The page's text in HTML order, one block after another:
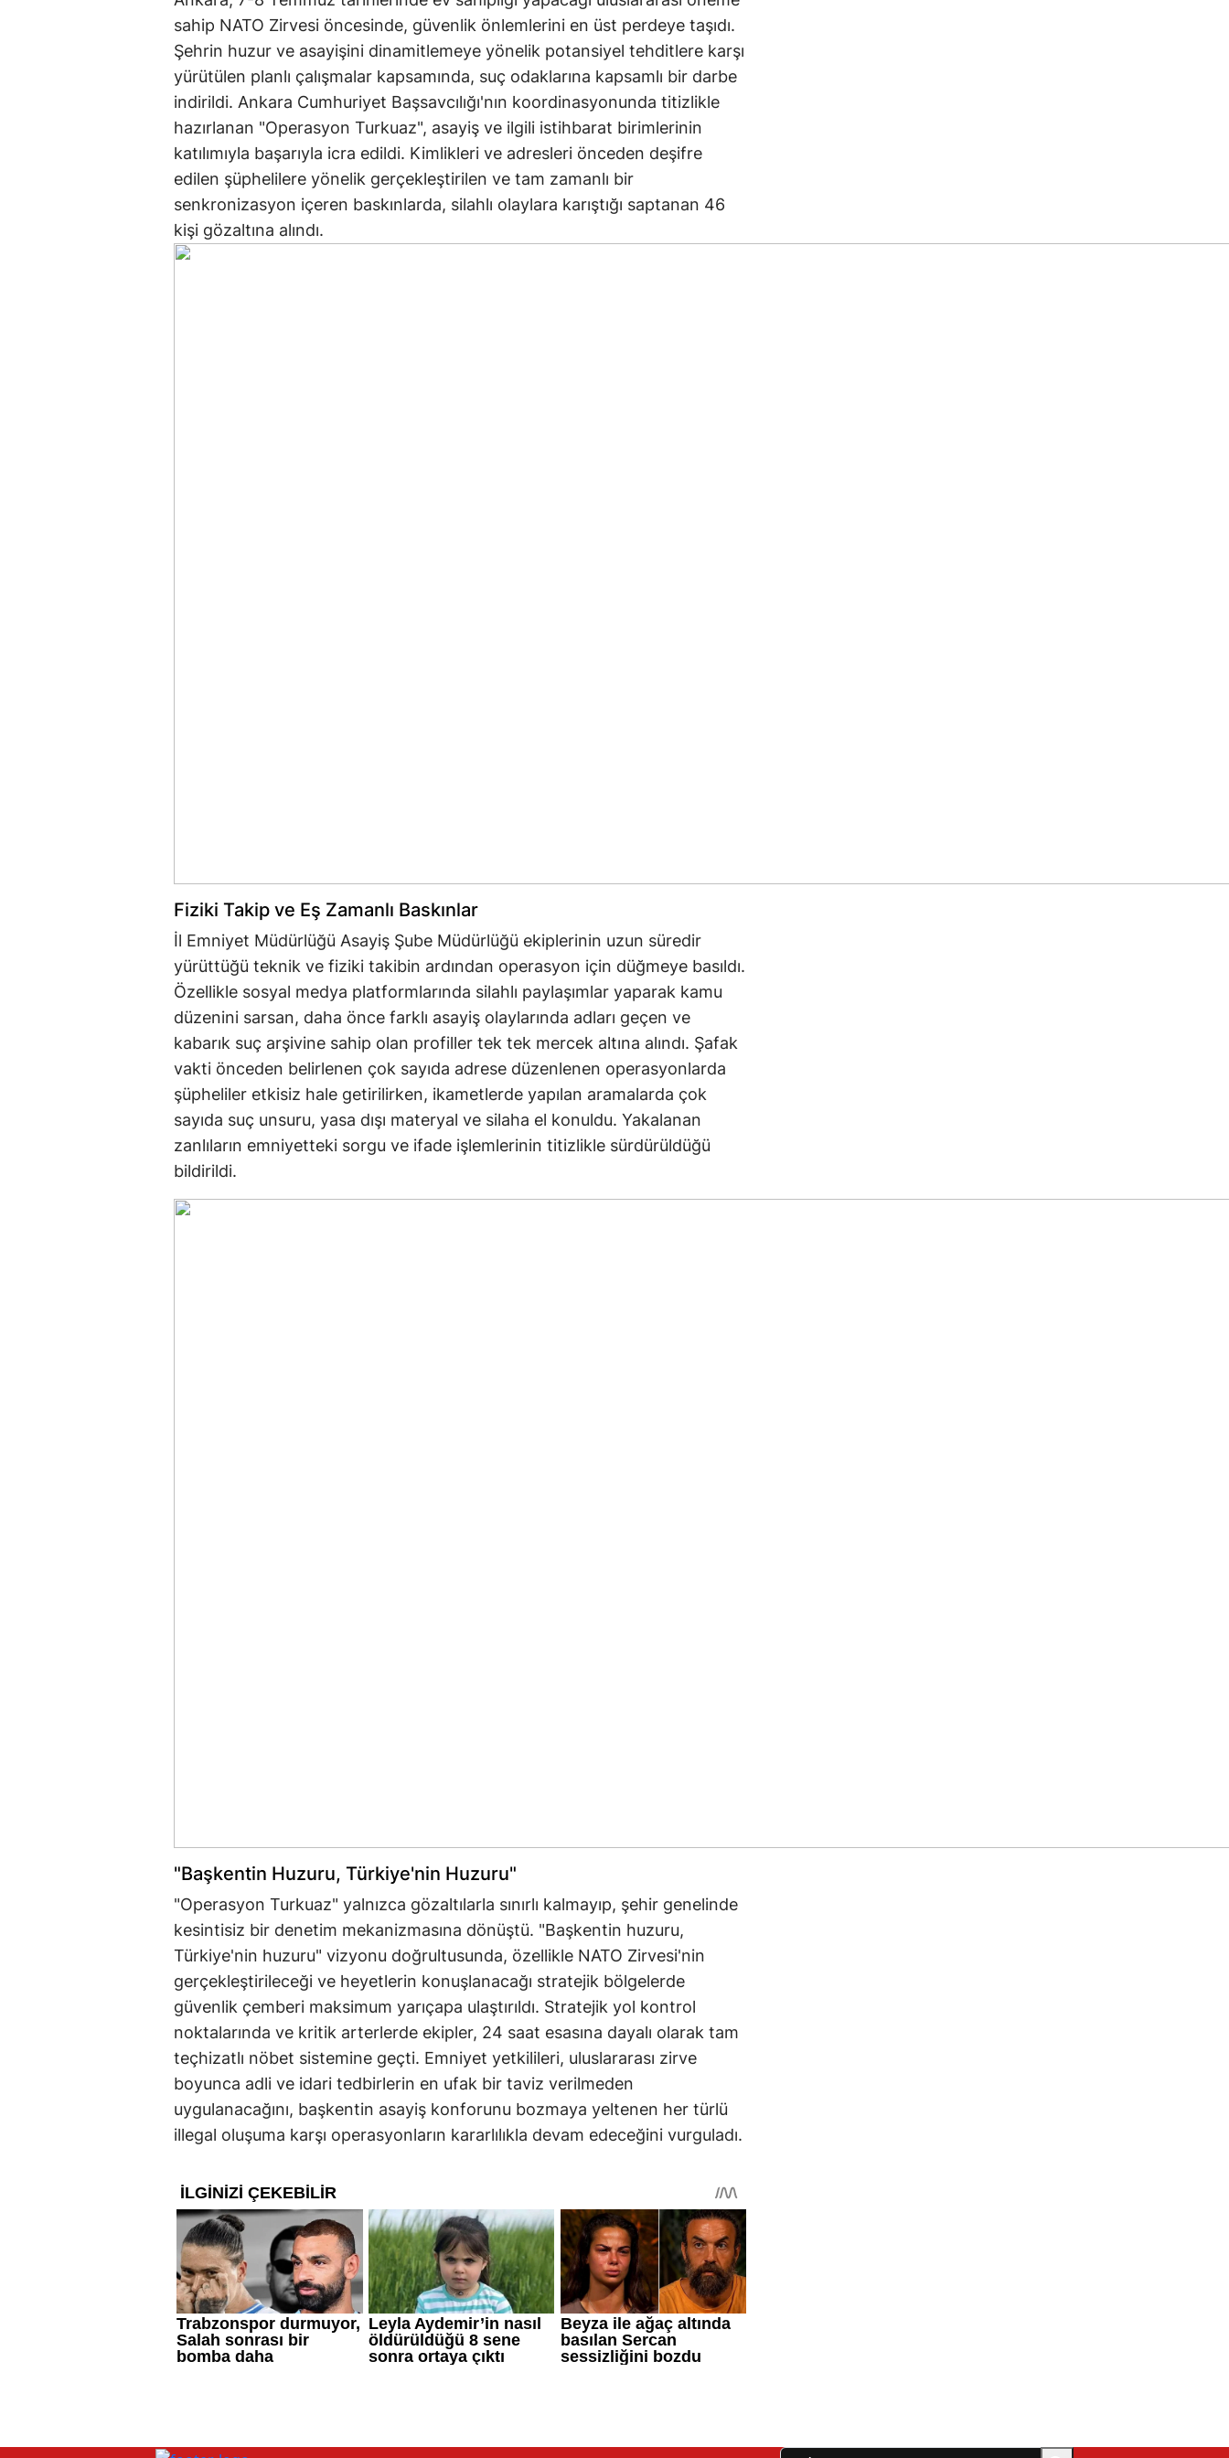
sahip NATO Zirvesi öncesinde, güvenlik önlemlerini en üst perdeye taşıdı.
Şehrin huzur ve asayişini dinamitlemeye yönelik potansiyel tehditlere karşı
yürütülen planlı çalışmalar kapsamında, suç odaklarına kapsamlı bir darbe
indirildi. Ankara Cumhuriyet Başsavcılığı'nın koordinasyonunda titizlikle
hazırlanan "Operasyon Turkuaz", asayiş ve ilgili istihbarat birimlerinin
katılımıyla başarıyla icra edildi. Kimlikleri ve adresleri önceden deşifre
edilen şüphelilere yönelik gerçekleştirilen ve tam zamanlı bir
senkronizasyon içeren baskınlarda, silahlı olaylara karıştığı saptanan 46
kişi gözaltına alındı.
Fiziki Takip ve Eş Zamanlı Baskınlar
İl Emniyet Müdürlüğü Asayiş Şube Müdürlüğü ekiplerinin uzun süredir
yürüttüğü teknik ve fiziki takibin ardından operasyon için düğmeye basıldı.
Özellikle sosyal medya platformlarında silahlı paylaşımlar yaparak kamu
düzenini sarsan, daha önce farklı asayiş olaylarında adları geçen ve
kabarık suç arşivine sahip olan profiller tek tek mercek altına alındı. Şafak
vakti önceden belirlenen çok sayıda adrese düzenlenen operasyonlarda
şüpheliler etkisiz hale getirilirken, ikametlerde yapılan aramalarda çok
sayıda suç unsuru, yasa dışı materyal ve silaha el konuldu. Yakalanan
zanlıların emniyetteki sorgu ve ifade işlemlerinin titizlikle sürdürüldüğü
bildirildi.
"Başkentin Huzuru, Türkiye'nin Huzuru"
"Operasyon Turkuaz" yalnızca gözaltılarla sınırlı kalmayıp, şehir genelinde
kesintisiz bir denetim mekanizmasına dönüştü. "Başkentin huzuru,
Türkiye'nin huzuru" vizyonu doğrultusunda, özellikle NATO Zirvesi'nin
gerçekleştirileceği ve heyetlerin konuşlanacağı stratejik bölgelerde
güvenlik çemberi maksimum yarıçapa ulaştırıldı. Stratejik yol kontrol
noktalarında ve kritik arterlerde ekipler, 24 saat esasına dayalı olarak tam
teçhizatlı nöbet sistemine geçti. Emniyet yetkilileri, uluslararası zirve
boyunca adli ve idari tedbirlerin en ufak bir taviz verilmeden
uygulanacağını, başkentin asayiş konforunu bozmaya yeltenen her türlü
illegal oluşuma karşı operasyonların kararlılıkla devam edeceğini vurguladı.